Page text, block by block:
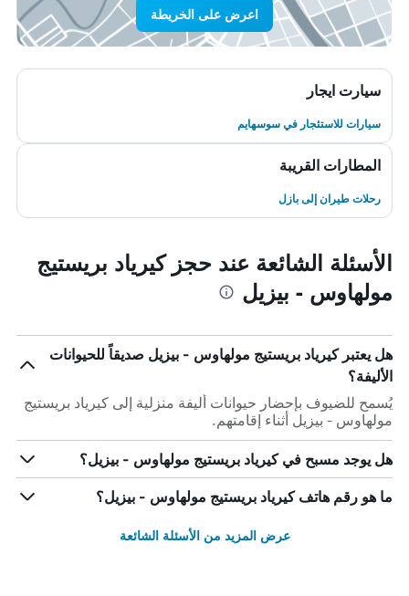
اعرض على الخريطة
سيارت ايجار
سيارات للاستئجار في سوسهايم
المطارات القريبة
رحلات طيران إلى بازل
الأسئلة الشائعة عند حجز كيرياد بريستيج
مولهاوس - بيزيل
هل يعتبر كيرياد بريستيج مولهاوس - بيزيل صديقاً للحيوانات
الأليفة؟
يُسمح للضيوف بإحضار حيوانات أليفة منزلية إلى كيرياد بريستيج
مولهاوس - بيزيل أثناء إقامتهم.
هل يوجد مسبح في كيرياد بريستيج مولهاوس - بيزيل؟
ما هو رقم هاتف كيرياد بريستيج مولهاوس - بيزيل؟
عرض المزيد من الأسئلة الشائعة